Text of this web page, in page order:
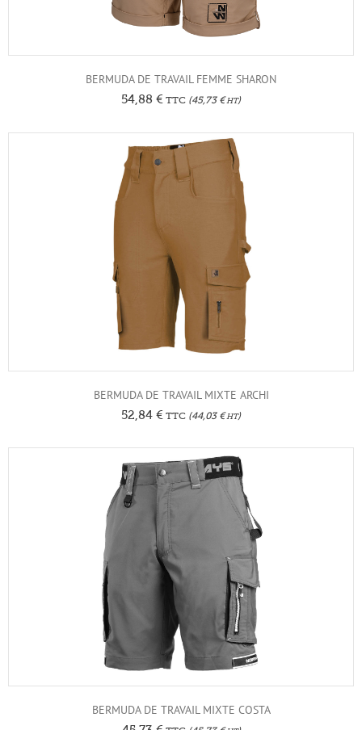
BERMUDA DE TRAVAIL FEMME SHARON
54,88 € TTC (45,73 €HT)
BERMUDA DE TRAVAIL MIXTE ARCHI
52,84 € TTC (44,03 €HT)
BERMUDA DE TRAVAIL MIXTE COSTA